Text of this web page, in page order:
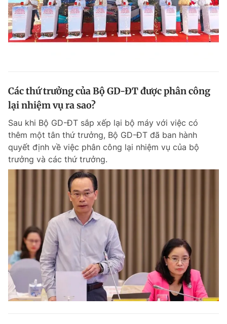
Các thứ trưởng của Bộ GD-ĐT được phân công
lại nhiệm vụ ra sao?
Sau khi Bộ GD-ĐT sắp xếp lại bộ máy với việc có
thêm một tân thứ trưởng, Bộ GD-ĐT đã ban hành
quyết định về việc phân công lại nhiệm vụ của bộ
trưởng và các thứ trưởng.